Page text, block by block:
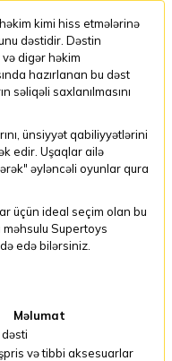
kimi hiss etmələrinə
dəstidir. Dəstin
digər həkim
hazırlanan bu dəst
səliqəli saxlanılmasını
ünsiyyət qabiliyyətlərini
edir. Uşaqlar ailə
əyləncəli oyunlar qura
üçün ideal seçim olan bu
Supertoys
edə bilərsiniz.
Məlumat
və tibbi aksesuarlar